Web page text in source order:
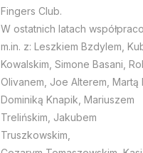
Fingers Club.
W ostatnich latach
m.in. z: Leszkiem Bzdylem,
Kowalskim, Simone Basani,
Olivanem, Joe Alterem, Martą
Dominiką Knapik, Mariuszem
Trelińskim, Jakubem
Truszkowskim,